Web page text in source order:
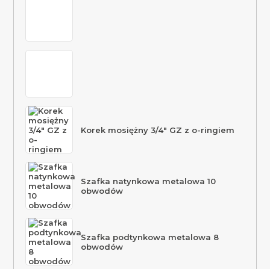
Korek mosiężny 3/4″ GZ z o-ringiem
Szafka natynkowa metalowa 10
obwodów
Szafka podtynkowa metalowa 8
obwodów